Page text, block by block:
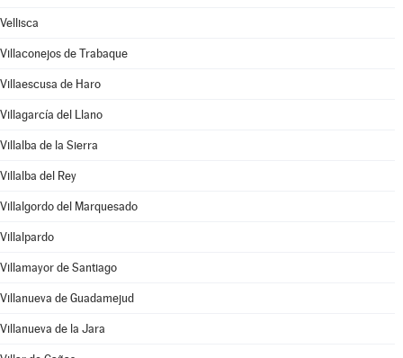
Vellisca
Villaconejos de Trabaque
Villaescusa de Haro
Villagarcía del Llano
Villalba de la Sierra
Villalba del Rey
Villalgordo del Marquesado
Villalpardo
Villamayor de Santiago
Villanueva de Guadamejud
Villanueva de la Jara